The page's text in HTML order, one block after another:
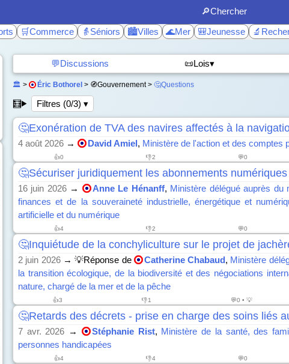
🔎Chercher
🛒Commerce 👵Séniors 🏙️Villes 🌊Mer 🎒Jeunesse
💬Discussions 📜Lois▾
🏛️ > Éric Bothorel > 🧭Gouvernement > 🤔Questions
🧮 Filtres (0/3) ▾
🤔Exonération de TVA des navires affectés à la
4 août 2026→ David Amiel, Ministère de l'action et des comptes
👍0 👎2 💬0
🤔Sécuriser juridiquement les abonnements
16 juin 2026→ Anne Le Hénanff, Ministère délégué auprès du
finances et de la souveraineté industrielle, énergétique et
artificielle et du numérique
👍4 👎2 💬0
🤔Inquiétude de la conchyliculture sur le projet de
2 juin 2026→ 💡Réponse de Catherine Chabaud, Ministère
la transition écologique, de la biodiversité et des négociations
nature, chargé de la mer et de la pêche
👍3 👎1 💬0 • 💡
🤔Retards des décrets - prise en charge des soins liés
7 avr. 2026 → Stéphanie Rist, Ministère de la santé, des
personnes handicapées
👍4 👎4 💬0